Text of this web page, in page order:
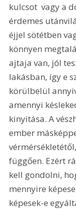
kulcsot  vagy a
érdemes
éjjel sötétben
könnyen
ajtaja van, jól
lakásban, így e
körülbelül
amennyi
kinyitása. A
ember
függően. Ezért
kell gondolni,
mennyire
képesek-e